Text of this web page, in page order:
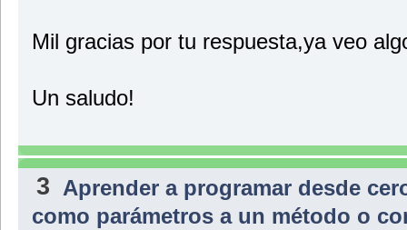
}
public double getValorSuperficie(){
public String getValorDireccion(){
return direccion;
return salonCasa;
}
public CocinaCasa getValorCocinaCasa(){
return cocinaCasa;
}
}
Mil gracias por tu respuesta,ya veo
Un saludo!
3 Aprender a programar desde
como parámetros a un método o